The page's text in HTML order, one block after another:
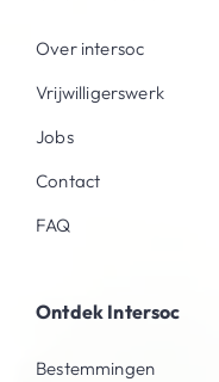
Over intersoc
Vrijwilligerswerk
Jobs
Contact
FAQ
Ontdek Intersoc
Bestemmingen